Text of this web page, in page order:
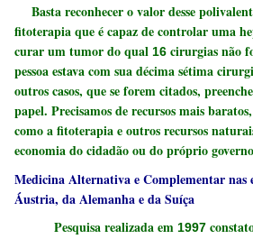
Basta reconhecer o valor desse
fitoterapia que é capaz de controlar uma
curar um tumor do qual16cirurgias não
pessoa estava com sua décima sétima
outros casos, que se forem citados,
papel. Precisamos de recursos mais
como a fitoterapia e outros recursos
economia do cidadão ou do próprio
Medicina Alternativa e Complementar nas
Áustria, da Alemanha e da Suíça
Pesquisa realizada em1997